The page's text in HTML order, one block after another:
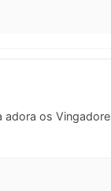
adora os